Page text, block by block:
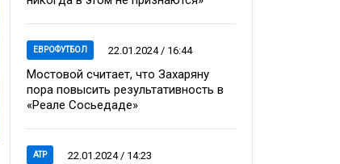
ЕВРОФУТБОЛ 22.01.2024 / 16:44
Мостовой считает, что Захаряну
пора повысить результативность в
«Реале Сосьедаде»
ATP 22.01.2024 / 14:23